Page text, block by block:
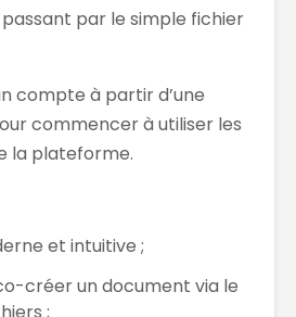
par le simple fichier
compte à partir d’une
commencer à utiliser les
la plateforme.
et intuitive ;
créer un document via le